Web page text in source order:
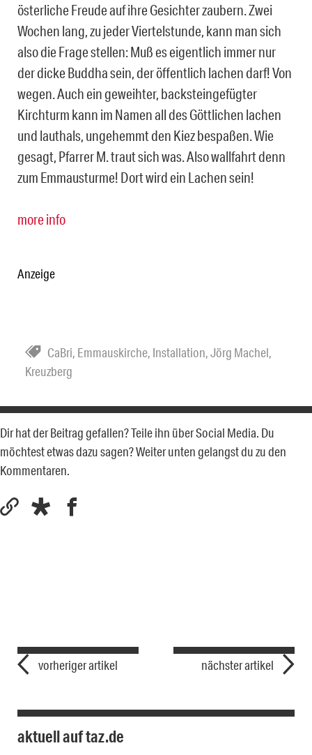
österliche Freude auf ihre Gesichter zaubern. Zwei
Wochen lang, zu jeder Viertelstunde, kann man sich
also die Frage stellen: Muß es eigentlich immer nur
der dicke Buddha sein, der öffentlich lachen darf! Von
wegen. Auch ein geweihter, backsteingefügter
Kirchturm kann im Namen all des Göttlichen lachen
und lauthals, ungehemmt den Kiez bespaßen. Wie
gesagt, Pfarrer M. traut sich was. Also wallfahrt denn
zum Emmausturme! Dort wird ein Lachen sein!
more info
Anzeige
CaBri, Emmauskirche, Installation,Jörg Machel,
Kreuzberg
Dir hat der Beitrag gefallen? Teile ihn über Social Media. Du
möchtest etwas dazu sagen? Weiter unten gelangst du zu den
Kommentaren.
vorheriger artikel nächster artikel
aktuell auf taz.de